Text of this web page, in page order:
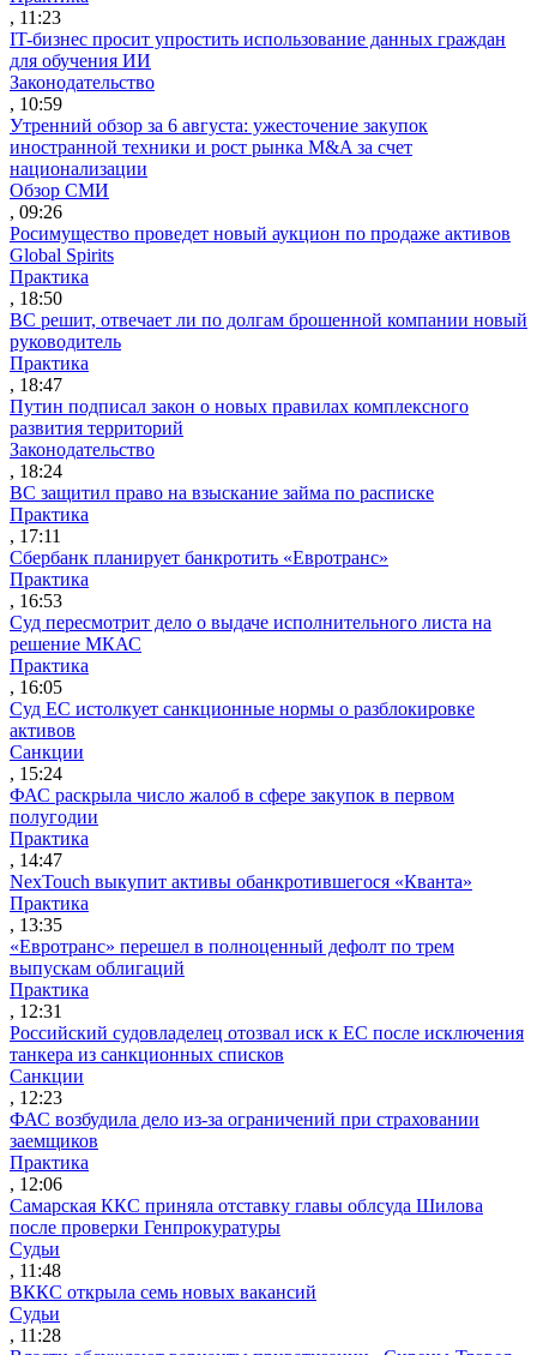
, 11:23
IT-бизнес просит упростить использование данных граждан
для обучения ИИ
Законодательство
, 10:59
Утренний обзор за 6 августа: ужесточение закупок
иностранной техники и рост рынка M&A за счет
национализации
Обзор СМИ
, 09:26
Росимущество проведет новый аукцион по продаже активов
Global Spirits
Практика
, 18:50
ВС решит, отвечает ли по долгам брошенной компании новый
руководитель
Практика
, 18:47
Путин подписал закон о новых правилах комплексного
развития территорий
Законодательство
, 18:24
ВС защитил право на взыскание займа по расписке
Практика
, 17:11
Сбербанк планирует банкротить «Евротранс»
Практика
, 16:53
Суд пересмотрит дело о выдаче исполнительного листа на
решение МКАС
Практика
, 16:05
Суд ЕС истолкует санкционные нормы о разблокировке
активов
Санкции
, 15:24
ФАС раскрыла число жалоб в сфере закупок в первом
полугодии
Практика
, 14:47
NexTouch выкупит активы обанкротившегося «Кванта»
Практика
, 13:35
«Евротранс» перешел в полноценный дефолт по трем
выпускам облигаций
Практика
, 12:31
Российский судовладелец отозвал иск к ЕС после исключения
танкера из санкционных списков
Санкции
, 12:23
ФАС возбудила дело из-за ограничений при страховании
заемщиков
Практика
, 12:06
Самарская ККС приняла отставку главы облсуда Шилова
после проверки Генпрокуратуры
Судьи
, 11:48
ВККС открыла семь новых вакансий
Судьи
, 11:28